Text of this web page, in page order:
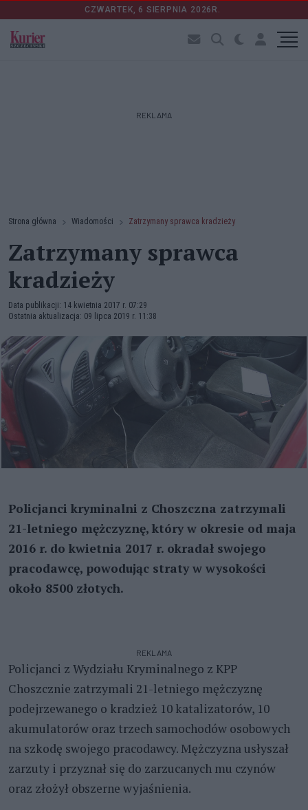
CZWARTEK, 6 SIERPNIA 2026R.
REKLAMA
Strona główna Wiadomości Zatrzymany sprawca kradzieży
Zatrzymany sprawca
kradzieży
Data publikacji: 14 kwietnia 2017 r. 07:29
Ostatnia aktualizacja: 09 lipca 2019 r. 11:38
Policjanci kryminalni z Choszczna zatrzymali
21-letniego mężczyznę, który w okresie od maja
2016 r. do kwietnia 2017 r. okradał swojego
pracodawcę, powodując straty w wysokości
około 8500 złotych.
REKLAMA
Policjanci z Wydziału Kryminalnego z KPP
Choszcznie zatrzymali 21-letniego mężczyznę
podejrzewanego o kradzież 10 katalizatorów, 10
akumulatorów oraz trzech samochodów osobowych
na szkodę swojego pracodawcy. Mężczyzna usłyszał
zarzuty i przyznał się do zarzucanych mu czynów
oraz złożył obszerne wyjaśnienia.